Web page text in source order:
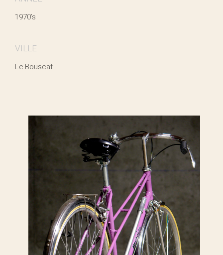
1970’s
VILLE
Le Bouscat